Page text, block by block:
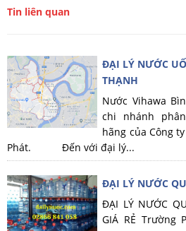
Tin liên quan
ĐẠI LÝ NƯỚC
THẠNH
Nước Vihawa
chi nhánh
hãng của Công
Phát. Đến với đại lý...
ĐẠI LÝ NƯỚC
ĐẠI LÝ NƯỚC
GIÁ RẺ Trường